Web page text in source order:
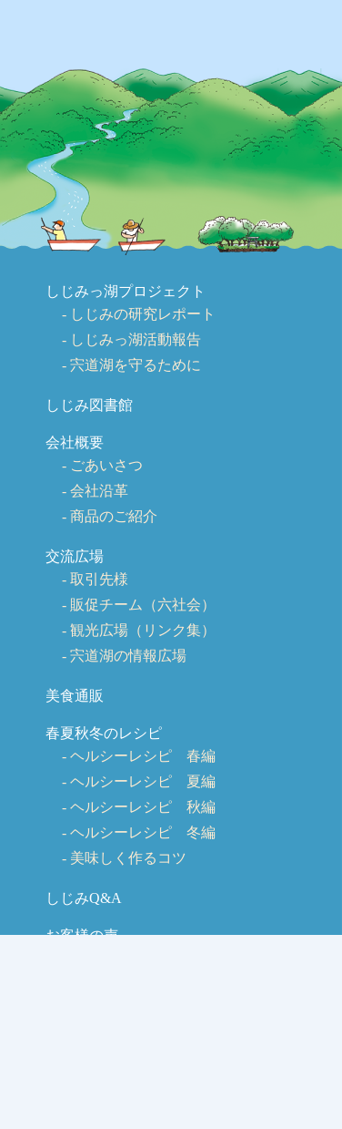
しじみっ湖プロジェクト
しじみの研究レポート
しじみっ湖活動報告
宍道湖を守るために
しじみ図書館
会社概要
ごあいさつ
会社沿革
商品のご紹介
交流広場
取引先様
販促チーム（六社会）
観光広場（リンク集）
宍道湖の情報広場
美食通販
春夏秋冬のレシピ
ヘルシーレシピ 春編
ヘルシーレシピ 夏編
ヘルシーレシピ 秋編
ヘルシーレシピ 冬編
美味しく作るコツ
しじみQ&A
お客様の声